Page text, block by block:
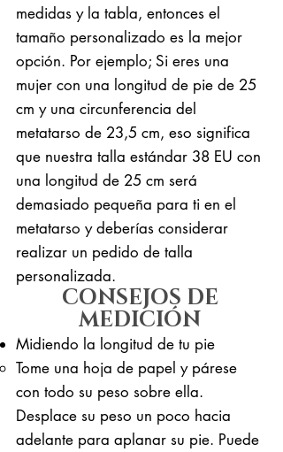
medidas y la tabla, entonces el
tamaño personalizado es la mejor
opción. Por ejemplo; Si eres una
mujer con una longitud de pie de 25
cm y una circunferencia del
metatarso de 23,5 cm, eso significa
que nuestra talla estándar 38 EU con
una longitud de 25 cm será
demasiado pequeña para ti en el
metatarso y deberías considerar
realizar un pedido de talla
personalizada.
CONSEJOS DE
MEDICIÓN
Midiendo la longitud de tu pie
Tome una hoja de papel y párese
con todo su peso sobre ella. ​
Desplace su peso un poco hacia
adelante para aplanar su pie. Puede